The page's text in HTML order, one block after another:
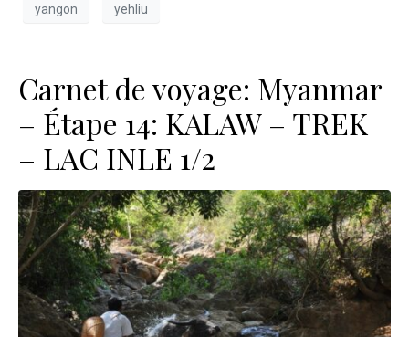
yangon yehliu
Carnet de voyage: Myanmar
– Étape 14: KALAW – TREK
– LAC INLE 1/2